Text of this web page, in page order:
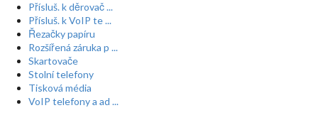
Přísluš. k děrovač ...
Přísluš. k VoIP te ...
Řezačky papíru
Rozšířená záruka p ...
Skartovače
Stolní telefony
Tisková média
VoIP telefony a ad ...